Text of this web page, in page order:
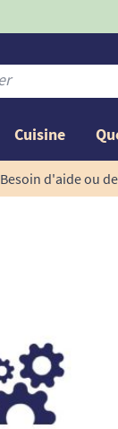
Cuisine
Besoin d'aide ou